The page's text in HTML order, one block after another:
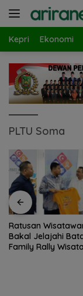
Kepri Ekonomi
PLTU Soma
Ratusan
Bakal Jelajahi
Family Rally